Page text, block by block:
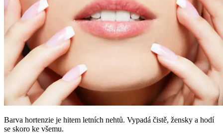
Barva hortenzie je hitem letních nehtů. Vypadá čistě, žensky a hodí
se skoro ke všemu.